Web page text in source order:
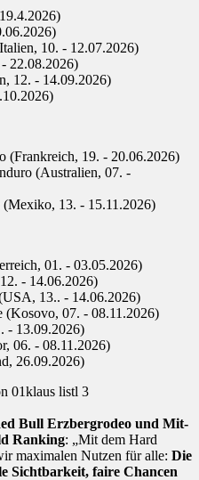
10. - 12.07.2026)
22.08.2026)
12. - 14.09.2026)
(Frankreich, 19. - 20.06.2026)
(Australien, 07. -
13. - 15.11.2026)
01. - 03.05.2026)
- 14.06.2026)
13.. - 14.06.2026)
(Kosovo, 07. - 08.11.2026)
- 13.09.2026)
06. - 08.11.2026)
26.09.2026)
Bull Erzbergrodeo und Mit-
Ranking: „Mit dem Hard
maximalen Nutzen für alle: Die
Sichtbarkeit, faire Chancen